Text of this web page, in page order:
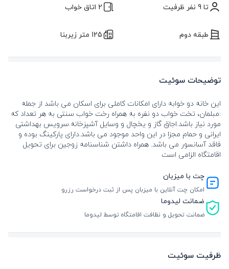
تا 9 نفر ظرفیت 2 اتاق خواب
طبقه دوم 125 متر زیربنا
توضیحات سوئیت
این خانه دو خوابه دارای امکانات کاملی برای اسکان می باشد از جمله
:مبلمان، تخت خواب دو نفره به همراه رخت خواب سنتی به هر تعداد که
مورد نیاز باشد.اجاق گاز و یخچال و وسایل آشپزخانه.سرویس بهداشتی
ایرانی و حمام مجزا در این واحد موجود می باشد.دارای پارکینگ بوده و
فاقد آسانسور می باشد. همراه داشتن شناسنامه زوجین برای تحویل
اقامتگاه الزامی است
چت با میزبان
امکان چت آنلاین با میزبان پس از ثبت درخواست رزرو
ضمانت لیدوما
ضمانت تحویل و نظافت اقامتگاه توسط لیدوما
ظرفیت سوئیت